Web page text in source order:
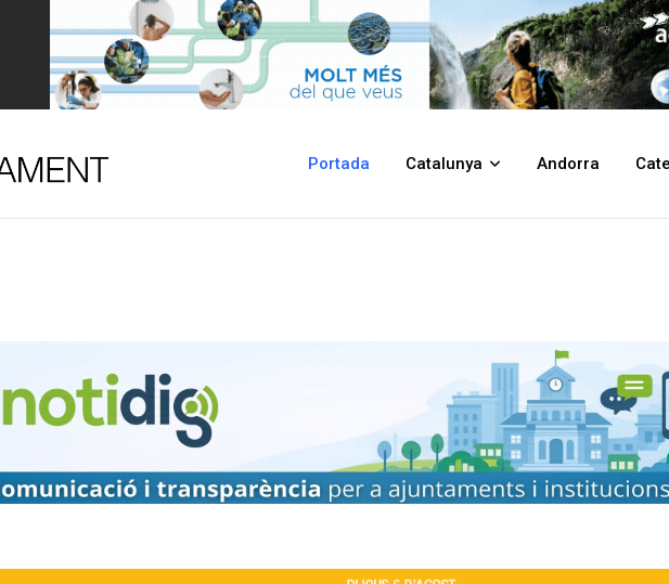
Portada Catalunya Andorra